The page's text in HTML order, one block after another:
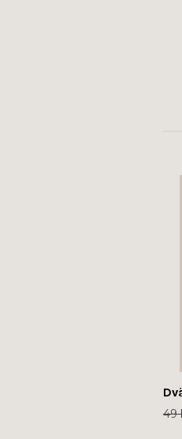
49